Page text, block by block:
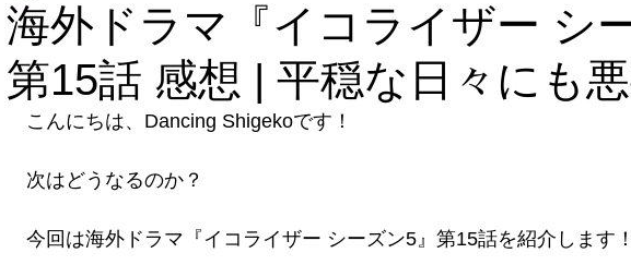
海外ドラマ『イコライザー シ
第15話 感想 | 平穏な日々にも
こんにちは、Dancing Shigekoです！
次はどうなるのか？
今回は海外ドラマ『イコライザー シーズン5』第15話を紹介します！